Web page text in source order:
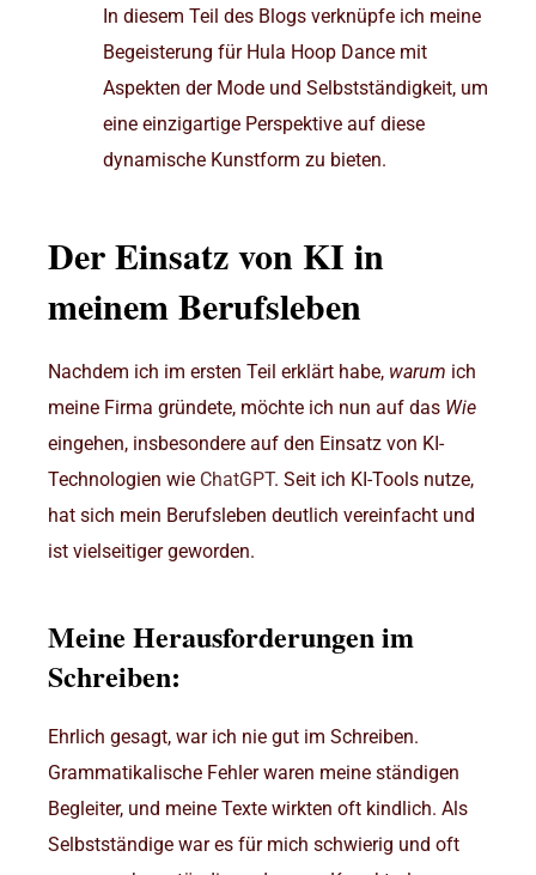
In diesem Teil des Blogs verknüpfe ich meine
Begeisterung für Hula Hoop Dance mit
Aspekten der Mode und Selbstständigkeit, um
eine einzigartige Perspektive auf diese
dynamische Kunstform zu bieten.
Der Einsatz von KI in
meinem Berufsleben
Nachdem ich im ersten Teil erklärt habe, warum ich
meine Firma gründete, möchte ich nun auf das Wie
eingehen, insbesondere auf den Einsatz von KI-
Technologien wie ChatGPT. Seit ich KI-Tools nutze,
hat sich mein Berufsleben deutlich vereinfacht und
ist vielseitiger geworden.
Meine Herausforderungen im
Schreiben:
Ehrlich gesagt, war ich nie gut im Schreiben.
Grammatikalische Fehler waren meine ständigen
Begleiter, und meine Texte wirkten oft kindlich. Als
Selbstständige war es für mich schwierig und oft